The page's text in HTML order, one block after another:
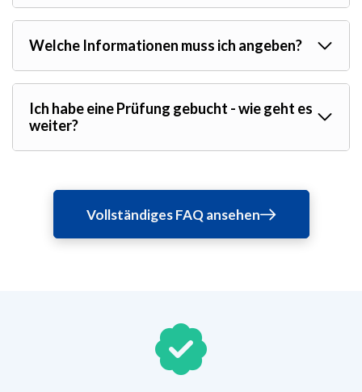
Welche Informationen muss ich angeben?
Ich habe eine Prüfung gebucht - wie geht es
weiter?
Vollständiges FAQ ansehen